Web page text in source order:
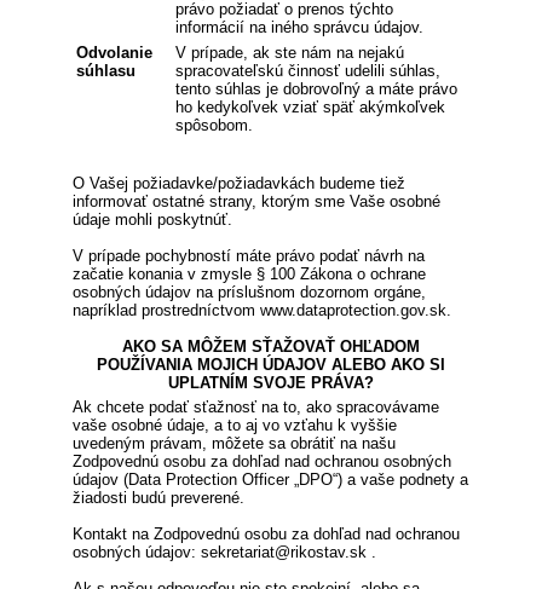
právo požiadať o prenos týchto
informácií na iného správcu údajov.
Odvolanie
súhlasu
V prípade, ak ste nám na nejakú
spracovateľskú činnosť udelili súhlas,
tento súhlas je dobrovoľný a máte právo
ho kedykoľvek vziať späť akýmkoľvek
spôsobom.
O Vašej požiadavke/požiadavkách budeme tiež
informovať ostatné strany, ktorým sme Vaše osobné
údaje mohli poskytnúť.
V prípade pochybností máte právo podať návrh na
začatie konania v zmysle § 100 Zákona o ochrane
osobných údajov na príslušnom dozornom orgáne,
napríklad prostredníctvom www.dataprotection.gov.sk.
AKO SA MÔŽEM SŤAŽOVAŤ OHĽADOM
POUŽÍVANIA MOJICH ÚDAJOV ALEBO AKO SI
UPLATNÍM SVOJE PRÁVA?
Ak chcete podať sťažnosť na to, ako spracovávame
vaše osobné údaje, a to aj vo vzťahu k vyššie
uvedeným právam, môžete sa obrátiť na našu
Zodpovednú osobu za dohľad nad ochranou osobných
údajov (Data Protection Officer „DPO“) a vaše podnety a
žiadosti budú preverené.
Kontakt na Zodpovednú osobu za dohľad nad ochranou
osobných údajov: sekretariat@rikostav.sk .